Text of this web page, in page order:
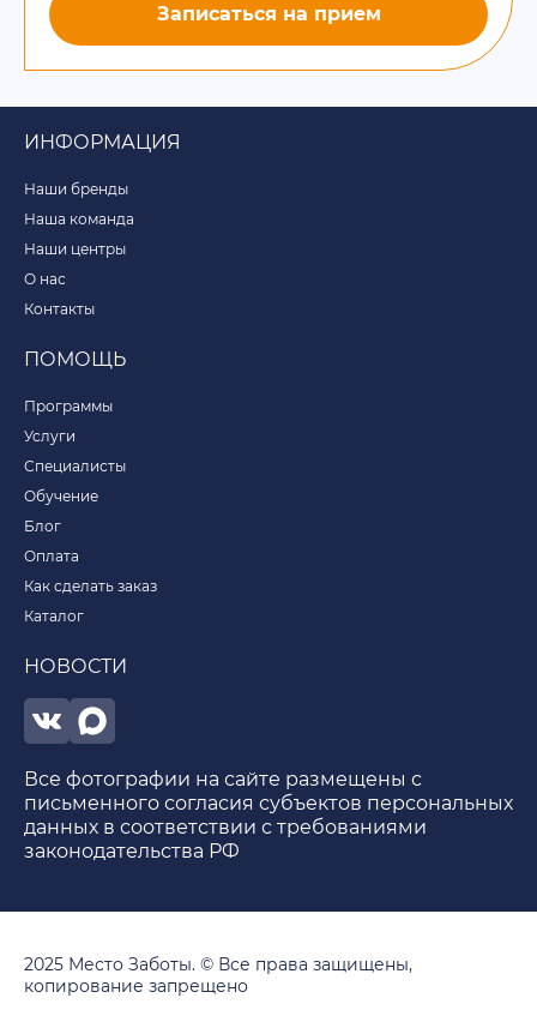
Записаться на прием
ИНФОРМАЦИЯ
Наши бренды
Наша команда
Наши центры
О нас
Контакты
ПОМОЩЬ
Программы
Услуги
Специалисты
Обучение
Блог
Оплата
Как сделать заказ
Каталог
НОВОСТИ
Все фотографии на сайте размещены с
письменного согласия субъектов персональных
данных в соответствии с требованиями
законодательства РФ
2025 Место Заботы. © Все права защищены,
копирование запрещено